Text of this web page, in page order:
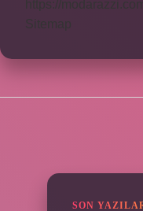
https://
Sitemap
SON